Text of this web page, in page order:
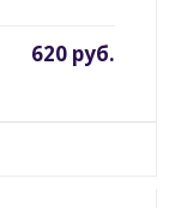
620 руб.